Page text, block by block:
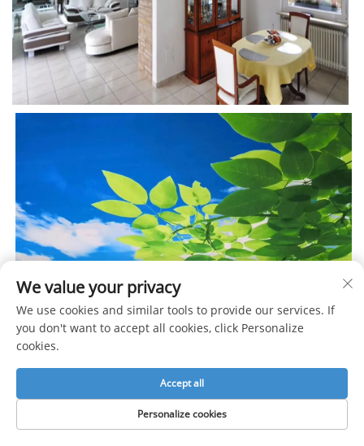
We value your privacy
We use cookies and similar tools to provide our services. If
you don't want to accept all cookies, click Personalize
cookies.
Personalize cookies
Accept all